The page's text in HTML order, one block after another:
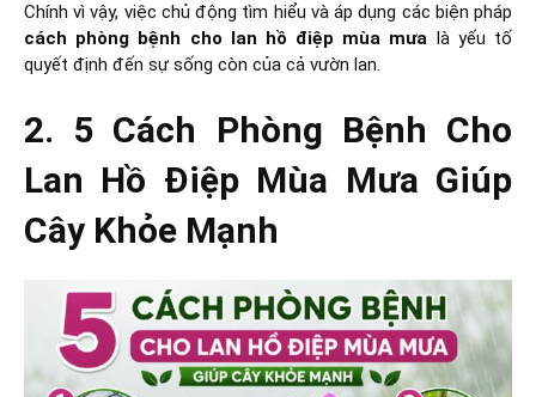
Chính vì vậy, việc chủ động tìm hiểu và áp dụng các biện pháp
cách phòng bệnh cho lan hồ điệp mùa mưa là yếu tố
quyết định đến sự sống còn của cả vườn lan.
2. 5 Cách Phòng Bệnh Cho
Lan Hồ Điệp Mùa Mưa Giúp
Cây Khỏe Mạnh